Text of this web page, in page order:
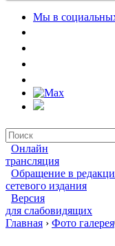
Мы в
Онлайн
трансляция
Обращение в
сетевого издания
Версия
для слабовидящих
Главная › Фото галерея